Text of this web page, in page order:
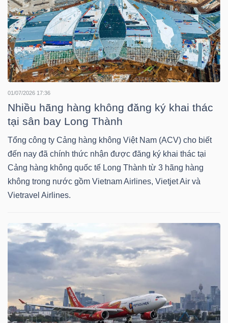
01/07/2026 17:36
Nhiều hãng hàng không đăng ký khai thác
tại sân bay Long Thành
Tổng công ty Cảng hàng không Việt Nam (ACV) cho biết
đến nay đã chính thức nhận được đăng ký khai thác tại
Cảng hàng không quốc tế Long Thành từ 3 hãng hàng
không trong nước gồm Vietnam Airlines, Vietjet Air và
Vietravel Airlines.
YẾU
TIÊU
DÙNG
THIẾT
YẾU
CHĂM
SÓC
SỨC